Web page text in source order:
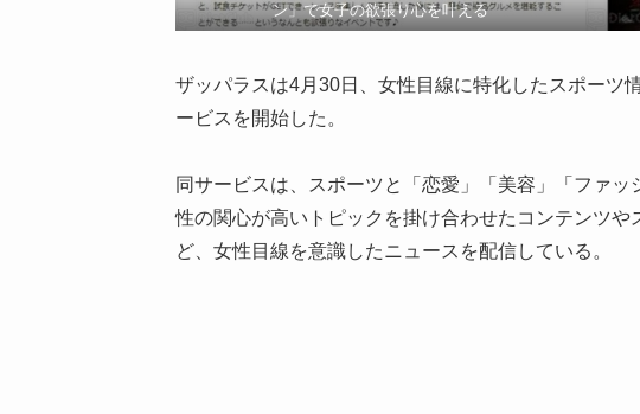
ン」で女子の欲張り心を叶える
ザッパラスは4月30日、女性目線に特化したスポーツ
ービスを開始した。
同サービスは、スポーツと「恋愛」「美容」「ファ
性の関心が高いトピックを掛け合わせたコンテンツ
ど、女性目線を意識したニュースを配信している。